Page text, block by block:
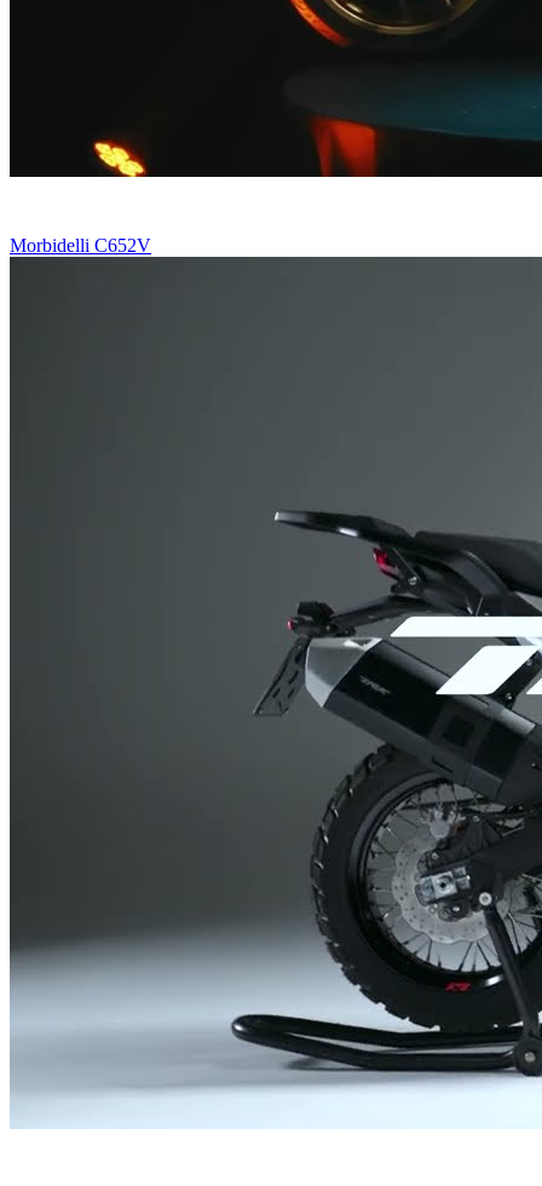
Morbidelli C652V